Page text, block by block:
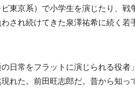
東京系）で小学生を演じたり、戦
され続けてきた泉澤祐希に続く
日常をフラットに演じられる役者
れた。前田旺志郎だ。昔から知